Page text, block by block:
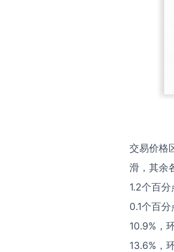
交易价格
滑，其余
1.2个百
0.1个百
10.9%，
13.6%，